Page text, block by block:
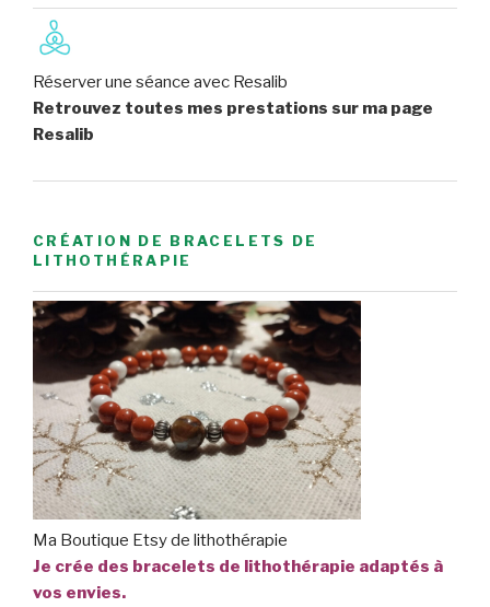
Réserver une séance avec Resalib
Retrouvez toutes mes prestations sur ma page
Resalib
CRÉATION DE BRACELETS DE
LITHOTHÉRAPIE
Ma Boutique Etsy de lithothérapie
Je crée des bracelets de lithothérapie adaptés à
vos envies.